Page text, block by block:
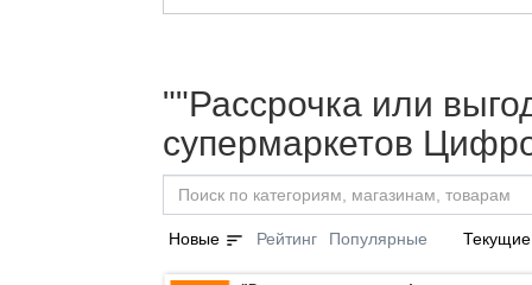
""Рассрочка или
супермаркетов
Новые sort Рейтинг Популярные Текущие